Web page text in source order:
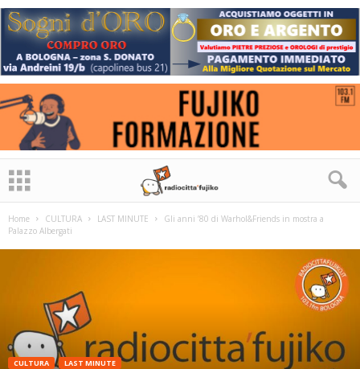
Home CULTURA LAST MINUTE
Gli anni ’80 di Warhol&Friends in mostra a
Palazzo Albergati
CULTURA LAST MINUTE